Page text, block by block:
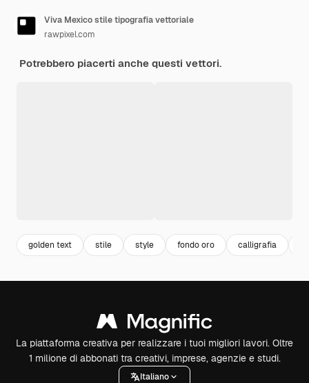
Viva Mexico stile tipografia vettoriale
rawpixel.com
Potrebbero piacerti anche questi vettori.
golden text stile style fondo oro calligrafia
La piattaforma creativa per realizzare i tuoi migliori lavori. Oltre
1 milione di abbonati tra creativi, imprese, agenzie e studi.
Italiano